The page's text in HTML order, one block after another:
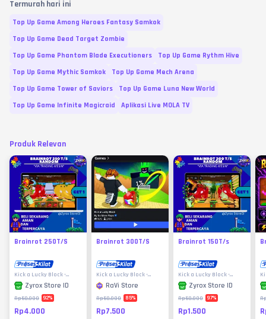
Termurah hari ini
Top Up Game Among Heroes Fantasy Samkok
Top Up Game Dead Target Zombie
Top Up Game Phantom Blade Executioners
Top Up Game Rythm Hive
Top Up Game Mythic Samkok
Top Up Game Mech Arena
Top Up Game Tower of Saviors
Top Up Game Luna New World
Top Up Game Infinite Magicraid
Aplikasi Live MOLA TV
Produk Relevan
Brainrot 250T/S
Kick a Lucky Block -
RobloxZyrox Store ID
Rp50.000 92%
Rp4.000
Brainrot 300T/S
Kick a Lucky Block -
RobloxRaVi Store
Rp50.000 85%
Rp7.500
Brainrot 150T/s
Kick a Lucky Block -
RobloxZyrox Store ID
Rp50.000 97%
Rp1.500